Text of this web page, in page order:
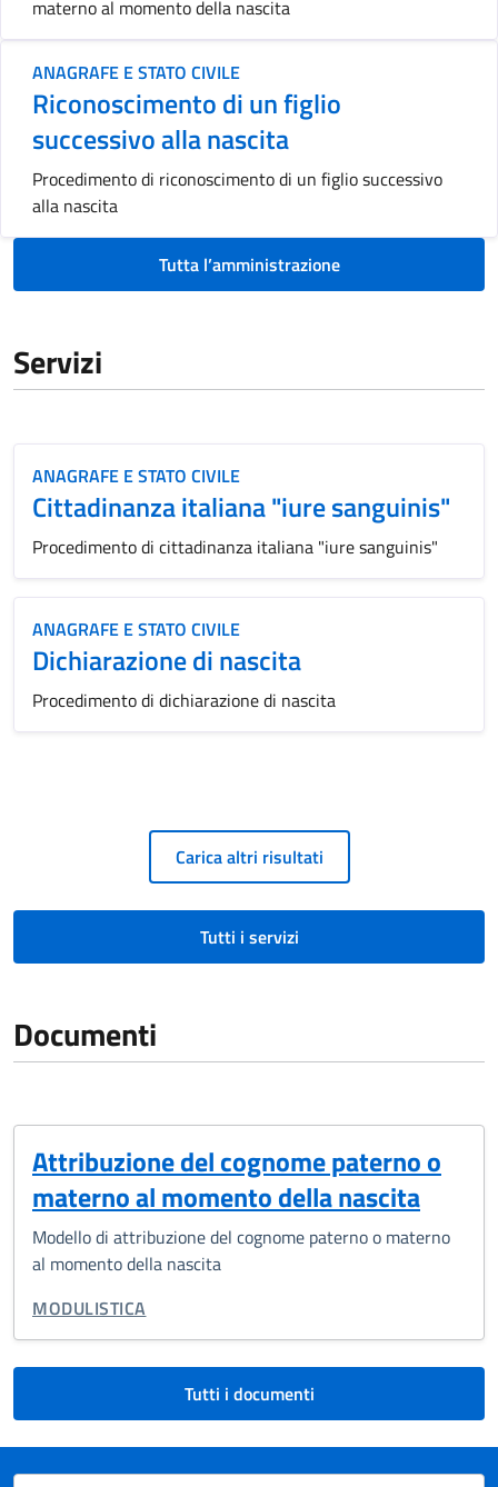
materno al momento della nascita
ANAGRAFE E STATO CIVILE
Riconoscimento di un figlio
successivo alla nascita
Procedimento di riconoscimento di un figlio successivo
alla nascita
Tutta l’amministrazione
Servizi
ANAGRAFE E STATO CIVILE
Cittadinanza italiana "iure sanguinis"
Procedimento di cittadinanza italiana "iure sanguinis"
ANAGRAFE E STATO CIVILE
Dichiarazione di nascita
Procedimento di dichiarazione di nascita
Carica altri risultati
Tutti i servizi
Documenti
Attribuzione del cognome paterno o
materno al momento della nascita
Modello di attribuzione del cognome paterno o materno
al momento della nascita
TIPO DI DOCUMENTO:
MODULISTICA
Tutti i documenti